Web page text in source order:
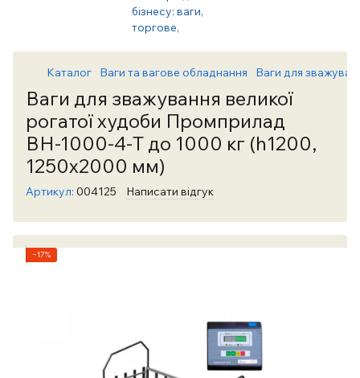
Каталог Ваги та вагове обладнання Ваги для
Ваги для зважування великої
рогатої худоби Промприлад
ВН-1000-4-Т до 1000 кг (h1200,
1250х2000 мм)
Артикул: 004125 Написати відгук
−17%